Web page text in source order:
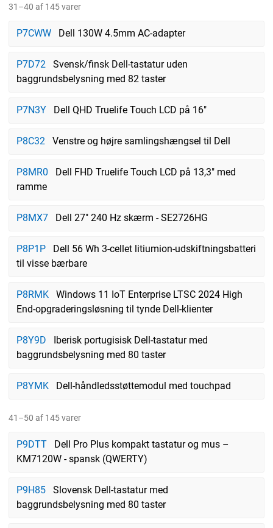
31–40 af 145 varer
P7CWW Dell 130W 4.5mm AC-adapter
P7D72
Svensk/finsk Dell-tastatur uden
baggrundsbelysning med 82 taster
P7N3Y Dell QHD Truelife Touch LCD på 16"
P8C32 Venstre og højre samlingshængsel til Dell
P8MR0
Dell FHD Truelife Touch LCD på 13,3" med
ramme
P8MX7 Dell 27" 240 Hz skærm - SE2726HG
P8P1P
Dell 56 Wh 3-cellet litiumion-udskiftningsbatteri
til visse bærbare
P8RMK
Windows 11 IoT Enterprise LTSC 2024 High
End-opgraderingsløsning til tynde Dell-klienter
P8Y9D
Iberisk portugisisk Dell-tastatur med
baggrundsbelysning med 80 taster
P8YMK Dell-håndledsstøttemodul med touchpad
41–50 af 145 varer
P9DTT
Dell Pro Plus kompakt tastatur og mus –
KM7120W - spansk (QWERTY)
P9H85
Slovensk Dell-tastatur med
baggrundsbelysning med 80 taster